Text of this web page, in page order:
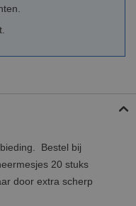
Bestel bij
20 stuks
door extra scherp